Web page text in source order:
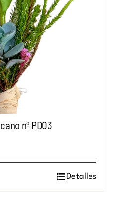
nº PD03
Detalles